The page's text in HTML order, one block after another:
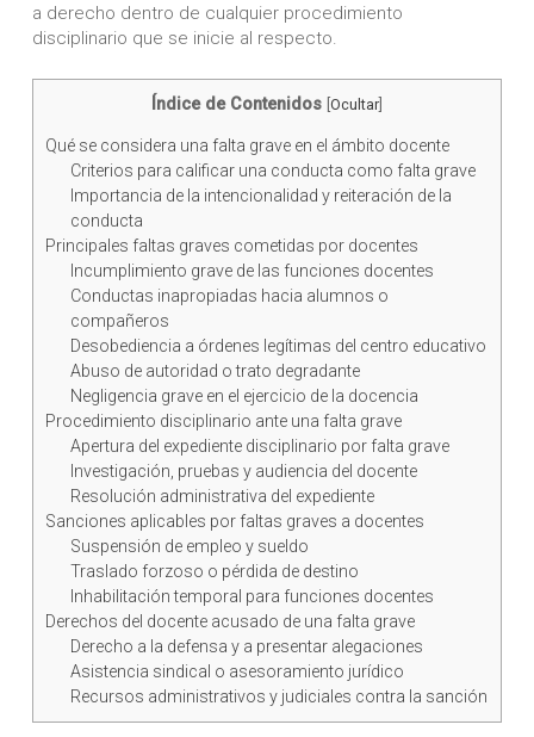
a derecho dentro de cualquier procedimiento
disciplinario que se inicie al respecto.
Índice de Contenidos Ocultar]
Qué se considera una falta grave en el ámbito docente
Criterios para calificar una conducta como falta grave
Importancia de la intencionalidad y reiteración de la
conducta
Principales faltas graves cometidas por docentes
Incumplimiento grave de las funciones docentes
Conductas inapropiadas hacia alumnos o
compañeros
Desobediencia a órdenes legítimas del centro educativo
Abuso de autoridad o trato degradante
Negligencia grave en el ejercicio de la docencia
Procedimiento disciplinario ante una falta grave
Apertura del expediente disciplinario por falta grave
Investigación, pruebas y audiencia del docente
Resolución administrativa del expediente
Sanciones aplicables por faltas graves a docentes
Suspensión de empleo y sueldo
Traslado forzoso o pérdida de destino
Inhabilitación temporal para funciones docentes
Derechos del docente acusado de una falta grave
Derecho a la defensa y a presentar alegaciones
Asistencia sindical o asesoramiento jurídico
Recursos administrativos y judiciales contra la sanción